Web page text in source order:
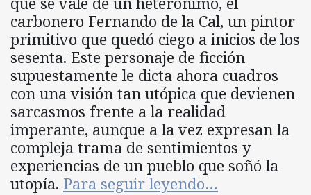
carbonero Fernando de la Cal, un pintor
primitivo que quedó ciego a inicios de los
sesenta. Este personaje de ficción
supuestamente le dicta ahora cuadros
con una visión tan utópica que devienen
sarcasmos frente a la realidad
imperante, aunque a la vez expresan la
compleja trama de sentimientos y
experiencias de un pueblo que soñó la
utopía. Para seguir leyendo…